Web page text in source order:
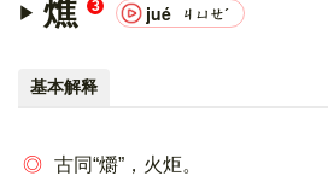
燋 3 jué ㄐㄩㄝˊ
基本解释
◎ 古同“爝”，火炬。